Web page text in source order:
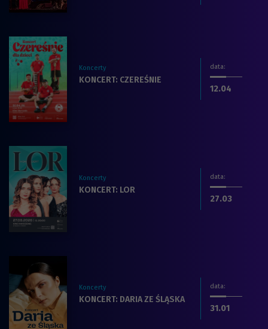
Koncerty
Zobacz więcej na temat filmu:
KONCERT: CZEREŚNIE
data:
dnia
12.04
Koncerty
Zobacz więcej na temat filmu:
KONCERT: LOR
data:
dnia
27.03.2026
Koncerty
Zobacz więcej na temat filmu:
KONCERT: DARIA ZE ŚLĄSKA
data:
dnia
31.01.2026